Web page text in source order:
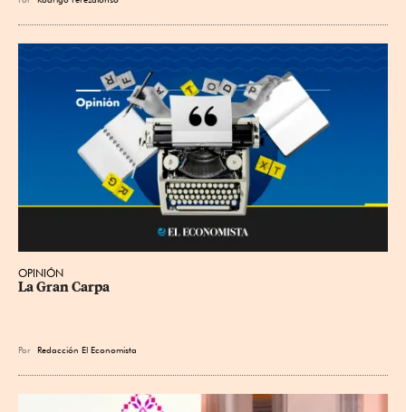
OPINIÓN
La Gran Carpa
Por Redacción El Economista